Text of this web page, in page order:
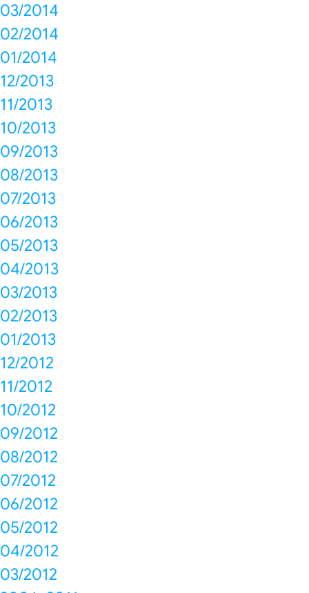
03/2014
02/2014
01/2014
12/2013
11/2013
10/2013
09/2013
08/2013
07/2013
06/2013
05/2013
04/2013
03/2013
02/2013
01/2013
12/2012
11/2012
10/2012
09/2012
08/2012
07/2012
06/2012
05/2012
04/2012
03/2012